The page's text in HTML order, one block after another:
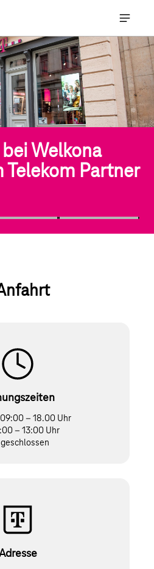
Partner
Welkona
Telekom Partner
– 18.00 Uhr
– 13:00 Uhr